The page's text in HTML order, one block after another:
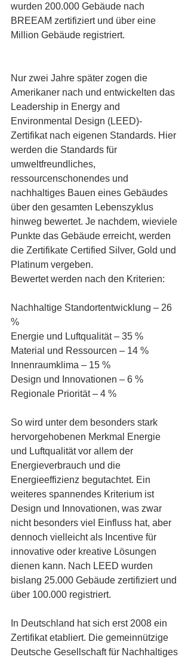
wurden 200.000 Gebäude nach
BREEAM zertifiziert und über eine
Million Gebäude registriert.
Nur zwei Jahre später zogen die
Amerikaner nach und entwickelten das
Leadership in Energy and
Environmental Design (LEED)-
Zertifikat nach eigenen Standards. Hier
werden die Standards für
umweltfreundliches,
ressourcenschonendes und
nachhaltiges Bauen eines Gebäudes
über den gesamten Lebenszyklus
hinweg bewertet. Je nachdem, wieviele
Punkte das Gebäude erreicht, werden
die Zertifikate Certified Silver, Gold und
Platinum vergeben.
Bewertet werden nach den Kriterien:
Nachhaltige Standortentwicklung – 26
%
Energie und Luftqualität – 35 %
Material und Ressourcen – 14 %
Innenraumklima – 15 %
Design und Innovationen – 6 %
Regionale Priorität – 4 %
So wird unter dem besonders stark
hervorgehobenen Merkmal Energie
und Luftqualität vor allem der
Energieverbrauch und die
Energieeffizienz begutachtet. Ein
weiteres spannendes Kriterium ist
Design und Innovationen, was zwar
nicht besonders viel Einfluss hat, aber
dennoch vielleicht als Incentive für
innovative oder kreative Lösungen
dienen kann. Nach LEED wurden
bislang 25.000 Gebäude zertifiziert und
über 100.000 registriert.
In Deutschland hat sich erst 2008 ein
Zertifikat etabliert. Die gemeinnützige
Deutsche Gesellschaft für Nachhaltiges